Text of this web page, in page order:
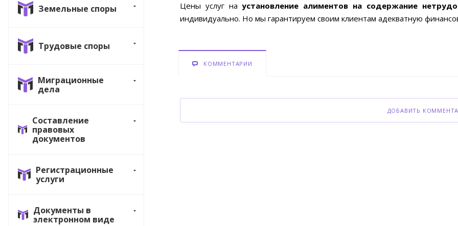
Земельные споры
Трудовые споры
Миграционные
дела
Составление
правовых
документов
Регистрационные
услуги
Документы в
электронном виде
Цены услуг наустановление алиментов на содержание
индивидуально. Но мы гарантируем своим клиентам адекватную
КОММЕНТАРИИ
ДОБАВИТЬ